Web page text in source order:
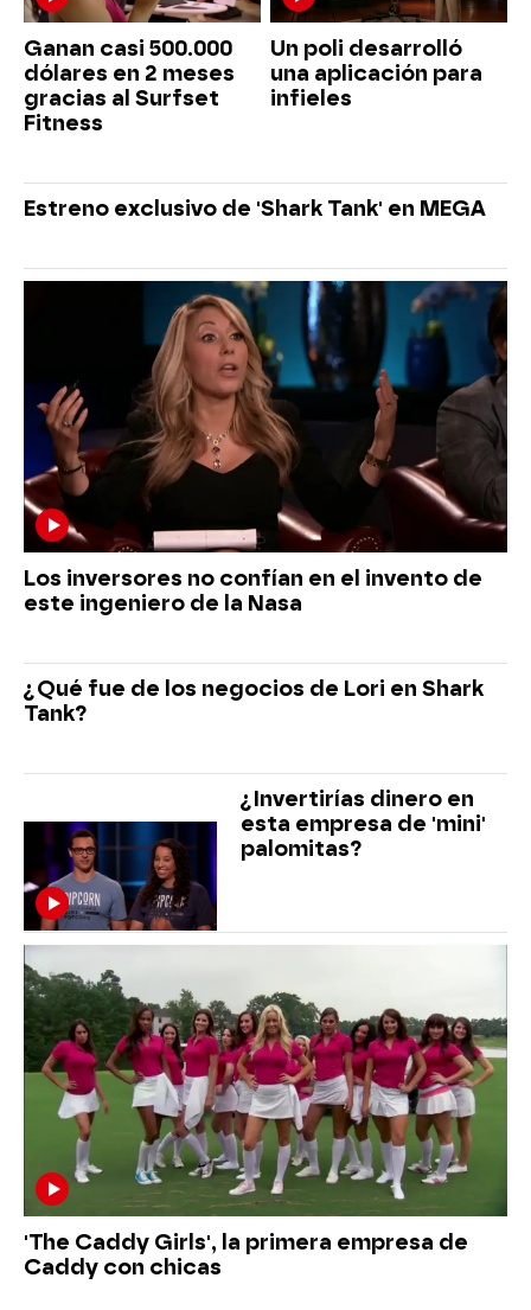
Ganan casi 500.000
dólares en 2 meses
gracias al Surfset
Fitness
Un poli desarrolló
una aplicación para
infieles
Estreno exclusivo de 'Shark Tank' en MEGA
Los inversores no confían en el invento de
este ingeniero de la Nasa
¿Qué fue de los negocios de Lori en Shark
Tank?
¿Invertirías dinero en
esta empresa de 'mini'
palomitas?
'The Caddy Girls', la primera empresa de
Caddy con chicas